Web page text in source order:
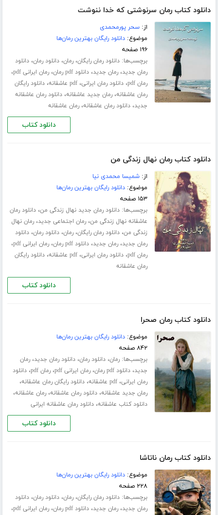
دانلود کتاب رمان سرنوشتی که خدا ننوشت
از:سحر پورمحمدی
موضوع:دانلود رایگان بهترین رمان‌ها
۱۹۶ صفحه
برچسب‌ها:دانلود رمان رایگان،رمان،دانلود رمان،دانلود
رمان جدید،رمان جدید،دانلود pdf رمان ،رمان ایرانی pdf ،
رمان pdf ،دانلود رمان ایرانی،pdf عاشقانه ،دانلود رایگان
رمان عاشقانه،رمان جدید عاشقانه،دانلود رمان عاشقانه
جدید،دانلود رمان عاشقانه،رمان عاشقانه
دانلود کتاب
دانلود کتاب رمان نهال زندگی من
از:شمیسا محمدی نیا
موضوع:دانلود رایگان بهترین رمان‌ها
۱۵۳ صفحه
برچسب‌ها:دانلود رمان جدید نهال زندگی من،دانلود رمان
عاشقانه نهال زندگی من،رمان اجتماعی جدید،رمان نهال
زندگی من،دانلود رمان رایگان،رمان،دانلود رمان،دانلود
رمان جدید،رمان جدید،دانلود pdf رمان ،رمان ایرانی pdf ،
رمان pdf ،دانلود رمان ایرانی،pdf عاشقانه ،دانلود رایگان
رمان عاشقانه
دانلود کتاب
دانلود کتاب رمان صحرا
موضوع:دانلود رایگان بهترین رمان‌ها
۸۴۲ صفحه
برچسب‌ها:رمان،دانلود رمان،دانلود رمان جدید،رمان
جدید،دانلود pdf رمان ،رمان ایرانی pdf ،رمان pdf ،دانلود
رمان ایرانی،pdf عاشقانه ،دانلود رایگان رمان عاشقانه،
رمان جدید عاشقانه،دانلود رمان عاشقانه،رمان عاشقانه،
دانلود کتاب عاشقانه،دانلود رمان عاشقانه ایرانی
دانلود کتاب
دانلود کتاب رمان ناتاشا
موضوع:دانلود رایگان بهترین رمان‌ها
۲۲۸ صفحه
برچسب‌ها:دانلود رمان رایگان،رمان،دانلود رمان،دانلود
رمان جدید،رمان جدید،دانلود pdf رمان ،رمان ایرانی pdf ،